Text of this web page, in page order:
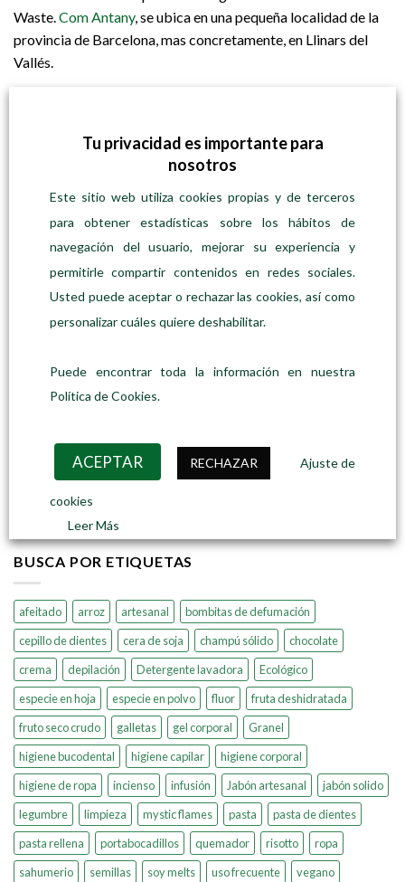
Waste.Com Antany, se ubica en una pequeña localidad de la
provincia de Barcelona, mas concretamente, en Llinars del
Vallés.
Recetas(1)
Regalos de Navidad
(2)
Zero Waste (1)
Buscar
BÚSQUEDA DE PRODUCTOS
Buscar
BUSCA POR ETIQUETAS
afeitado arroz artesanal
bombitas de defumación
cepillo de dientes
cera de soja champú sólido
chocolate
crema
depilación Detergente lavadora
Ecológico
especie en hoja
especie en polvo fluor
fruta deshidratada
fruto seco crudo
galletas gel corporal
Granel
higiene bucodental
higiene capilar
higiene corporal
higiene de ropa
incienso infusión Jabón artesanal
jabón solido
legumbre
limpieza mystic flames pasta
pasta de dientes
pasta rellena
portabocadillos quemador risotto
ropa
sahumerio
semillas soy melts uso frecuente
vegano
Tu privacidad es importante para
nosotros
Este sitio web utiliza cookies propias y de terceros
para obtener estadísticas sobre los hábitos de
navegación del usuario, mejorar su experiencia y
permitirle compartir contenidos en redes sociales.
Usted puede aceptar o rechazar las cookies, así como
personalizar cuáles quiere deshabilitar.
Puede encontrar toda la información en nuestra
Política de Cookies.
ACEPTAR RECHAZAR Ajuste de
cookies
Leer Más